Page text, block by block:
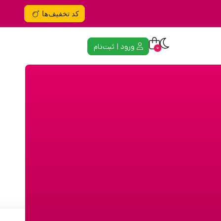
کد تخفیف‌ها
0 ورود | ثبت‌نام